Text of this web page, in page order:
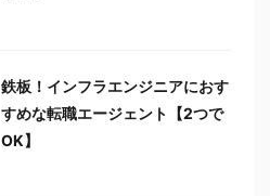
鉄板！インフラエンジニアにおす
すめな転職エージェント【2つで
OK】